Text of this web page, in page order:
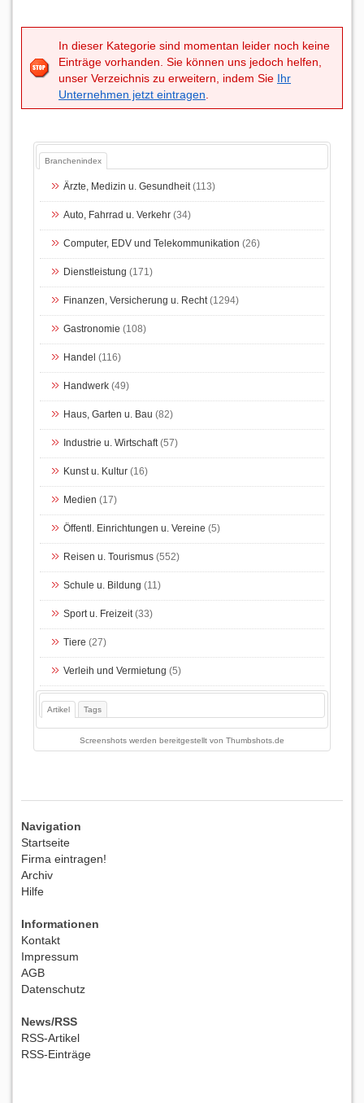
In dieser Kategorie sind momentan leider noch keine
Einträge vorhanden. Sie können uns jedoch helfen,
unser Verzeichnis zu erweitern, indem Sie Ihr
Unternehmen jetzt eintragen
Branchenindex
Ärzte, Medizin u. Gesundheit(113)
Auto, Fahrrad u. Verkehr (34)
Computer, EDV und Telekommunikation (26)
Dienstleistung (171)
Finanzen, Versicherung u. Recht(1294)
Gastronomie (108)
Handel (116)
Handwerk (49)
Haus, Garten u. Bau (82)
Industrie u. Wirtschaft(57)
Kunst u. Kultur (16)
Medien (17)
Öffentl. Einrichtungen u. Vereine (5)
Reisen u. Tourismus (552)
Schule u. Bildung (11)
Sport u. Freizeit(33)
Tiere (27)
Verleih und Vermietung (5)
Artikel Tags
Screenshots werden bereitgestellt von Thumbshots.de
Navigation
Startseite
Firma eintragen!
Archiv
Hilfe
Informationen
Kontakt
Impressum
AGB
Datenschutz
News/RSS
RSS-Artikel
RSS-Einträge